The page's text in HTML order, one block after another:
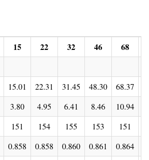
15 22 32 46 68
15.01 22.31 31.45 48.30 68.37
3.80 4.95 6.41 8.46 10.94
151 154 155 153 151
0.858 0.858 0.860 0.861 0.864